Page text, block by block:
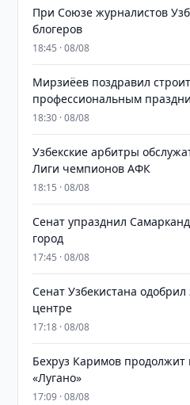
При Союзе журналистов
блогеров
18:45 · 08/08
Мирзиёев поздравил
профессиональным
18:30 · 08/08
Узбекские арбитры
Лиги чемпионов АФК
18:15 · 08/08
Сенат упразднил
город
17:45 · 08/08
Сенат Узбекистана
центре
17:18 · 08/08
Бехруз Каримов
«Лугано»
17:09 · 08/08